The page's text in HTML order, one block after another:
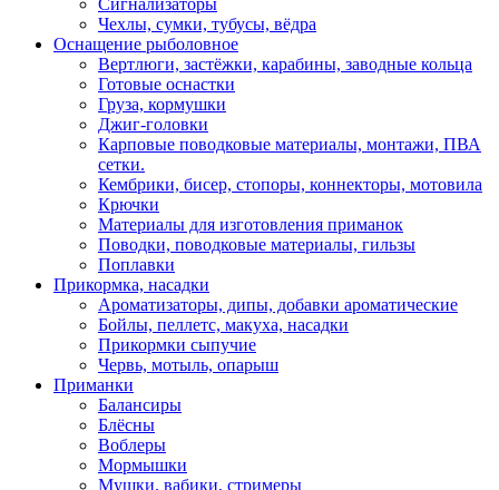
Сигнализаторы
Чехлы, сумки, тубусы, вёдра
Оснащение рыболовное
Вертлюги, застёжки, карабины, заводные кольца
Готовые оснастки
Груза, кормушки
Джиг-головки
Карповые поводковые материалы, монтажи, ПВА
сетки.
Кембрики, бисер, стопоры, коннекторы, мотовила
Крючки
Материалы для изготовления приманок
Поводки, поводковые материалы, гильзы
Поплавки
Прикормка, насадки
Ароматизаторы, дипы, добавки ароматические
Бойлы, пеллетс, макуха, насадки
Прикормки сыпучие
Червь, мотыль, опарыш
Приманки
Балансиры
Блёсны
Воблеры
Мормышки
Мушки, вабики, стримеры